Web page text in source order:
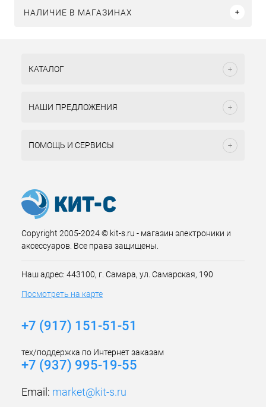
НАЛИЧИЕ В МАГАЗИНАХ
КАТАЛОГ
НАШИ ПРЕДЛОЖЕНИЯ
ПОМОЩЬ И СЕРВИСЫ
Copyright 2005-2024 © kit-s.ru - магазин электроники и
аксессуаров. Все права защищены.
Наш адрес: 443100, г. Самара, ул. Самарская, 190
Посмотреть на карте
+7 (917) 151-51-51
тех/поддержка по Интернет заказам
+7 (937) 995-19-55
Email: market@kit-s.ru